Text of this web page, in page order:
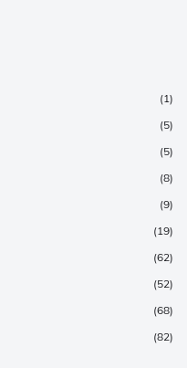
(1)
(5)
(5)
(8)
(9)
(19)
(62)
(52)
(68)
(82)